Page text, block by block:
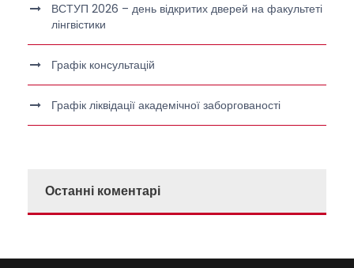
ВСТУП 2026 – день відкритих дверей на факультеті
лінгвістики
Графік консультацій
Графік ліквідації академічної заборгованості
Останні коментарі